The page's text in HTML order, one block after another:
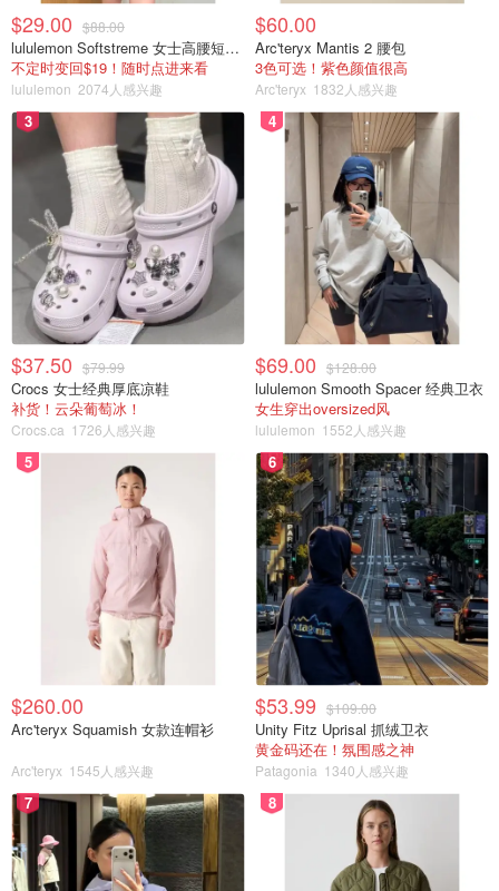
为什么不一开始就像查尔斯一样，坦白公开自己的病情？
对比一下凯特7年前后的视频（下面左图）
同一件衣服，连造型和位置都高度相似，这多么不寻常和可
疑
AI的确能以假乱真，换上梅根的脸，是不是也毫无违和感
$29.00 $88.00
lululemon Softstreme 女士高腰短裤 10cm
不定时变回$19！随时点进来看
lululemon 2074人感兴趣
$60.00
Arc'teryx Mantis 2 腰包
3色可选！紫色颜值很高
Arc'teryx 1832人感兴趣
3
$37.50 $79.99
Crocs 女士经典厚底凉鞋
补货！云朵葡萄冰！
Crocs.ca 1726人感兴趣
4
$69.00 $128.00
lululemon Smooth Spacer 经典卫衣
女生穿出oversized风
lululemon 1552人感兴趣
5
$260.00
Arc'teryx Squamish 女款连帽衫
Arc'teryx 1545人感兴趣
6
$53.99 $109.00
Unity Fitz Uprisal 抓绒卫衣
黄金码还在！氛围感之神
Patagonia 1340人感兴趣
7 8